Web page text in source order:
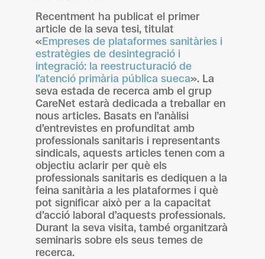
Recentment ha publicat el primer
article de la seva tesi, titulat
« Empreses de plataformes sanitàries i
estratègies de desintegració i
integració: la reestructuració de
l’atenció primària pública sueca». La
seva estada de recerca amb el grup
CareNet estarà dedicada a treballar en
nous articles. Basats en l’anàlisi
d’entrevistes en profunditat amb
professionals sanitaris i representants
sindicals, aquests articles tenen com a
objectiu aclarir per què els
professionals sanitaris es dediquen a la
feina sanitària a les plataformes i què
pot significar això per a la capacitat
d’acció laboral d’aquests professionals.
Durant la seva visita, també organitzarà
seminaris sobre els seus temes de
recerca.